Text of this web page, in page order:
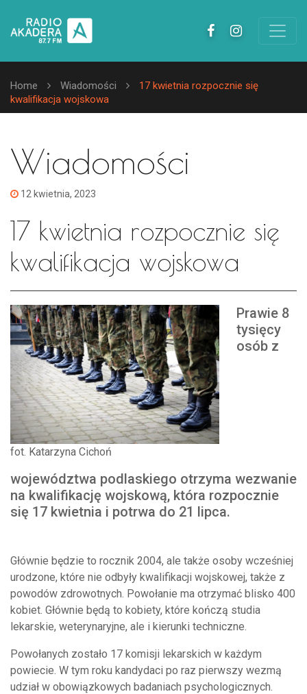
Home Wiadomości
17 kwietnia rozpocznie się
kwalifikacja wojskowa
Wiadomości
12 kwietnia, 2023
17 kwietnia rozpocznie się
kwalifikacja wojskowa
fot. Katarzyna Cichoń
Prawie 8
tysięcy
osób z
województwa podlaskiego otrzyma wezwanie
na kwalifikację wojskową, która rozpocznie
się 17 kwietnia i potrwa do 21 lipca.
Głównie będzie to rocznik 2004, ale także osoby wcześniej
urodzone, które nie odbyły kwalifikacji wojskowej, także z
powodów zdrowotnych. Powołanie ma otrzymać blisko 400
kobiet. Głównie będą to kobiety, które kończą studia
lekarskie, weterynaryjne, ale i kierunki techniczne.
Powołanych zostało 17 komisji lekarskich w każdym
powiecie. W tym roku kandydaci po raz pierwszy wezmą
udział w obowiązkowych badaniach psychologicznych.